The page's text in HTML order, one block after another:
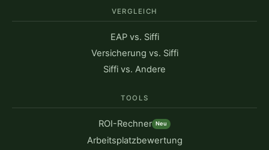
VERGLEICH
EAP vs. Siffi
Versicherung vs. Siffi
Siffi vs. Andere
TOOLS
ROI-Rechner Neu
Arbeitsplatzbewertung